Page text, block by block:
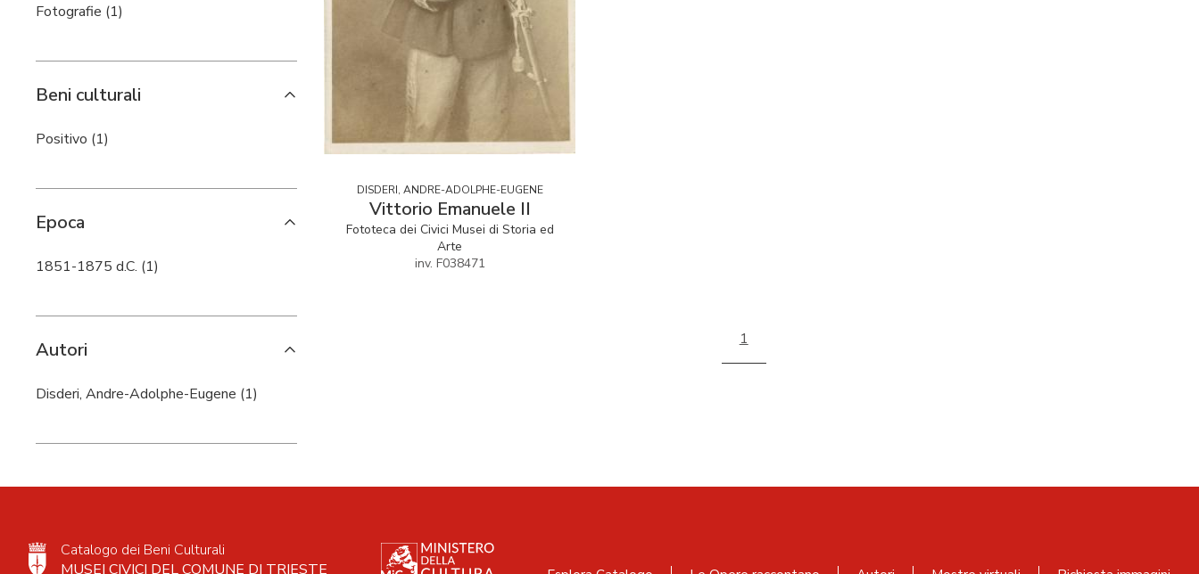
Fotografie (1)
Beni culturali
Positivo (1)
Epoca
1851-1875 d.C. (1)
Autori
Disderi, Andre-Adolphe-Eugene (1)
DISDERI, ANDRE-ADOLPHE-EUGENE
Vittorio Emanuele II
Fototeca dei Civici Musei di Storia ed
Arte
inv. F038471
1
Catalogo dei Beni Culturali
MUSEI CIVICI DEL COMUNE DI TRIESTE